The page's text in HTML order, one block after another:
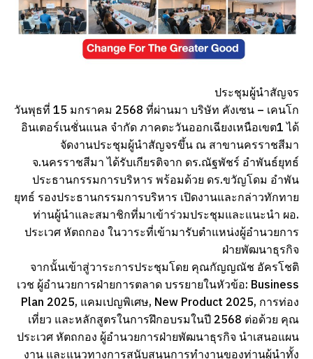
ประชุมผู้นำสัญจร
วันพุธที่ 15 มกราคม 2568 ที่ผ่านมา บริษัท คังเซน – เคนโก
อินเตอร์เนชั่นแนล จำกัด ภาคตะวันออกเฉียงเหนือเขต1 ได้
จัดงานประชุมผู้นำสัญจรขึ้น ณ สาขานครราชสีมา
จ.นครราชสีมา ได้รับเกียรติจาก ดร.ณัฐพัชร์ อำพันธ์ยุทธ์
ประธานกรรมการบริหาร พร้อมด้วย ดร.ขวัญโดม อำพัน
ยุทธ์ รองประธานกรรมการบริหาร เปิดงานและกล่าวทักทาย
ท่านผู้นำและสมาชิกที่มาเข้าร่วมประชุมและแนะนำ ผอ.
ประเวศ หัตถกอง ในวาระที่เข้ามารับตำแหน่งผู้อำนวยการ
ฝ่ายพัฒนาธุรกิจ
จากนั้นเข้าสู่วาระการประชุมโดย คุณกัญญณัช อัครโชติ
เวช ผู้อำนวยการฝ่ายการตลาด บรรยายในหัวข้อ: Business
Plan 2025, แคมเปญพิเศษ, New Product 2025, การท่อง
เที่ยว และหลักสูตรในการฝึกอบรมในปี 2568 ต่อด้วย คุณ
ประเวศ หัตถกอง ผู้อำนวยการฝ่ายพัฒนาธุรกิจ นำเสนอแผน
งาน และแนวทางการสนับสนุนการทำงานของท่านผู้นำทั้ง